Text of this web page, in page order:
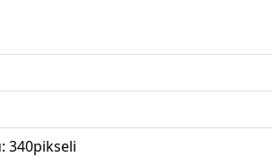
340pikseli